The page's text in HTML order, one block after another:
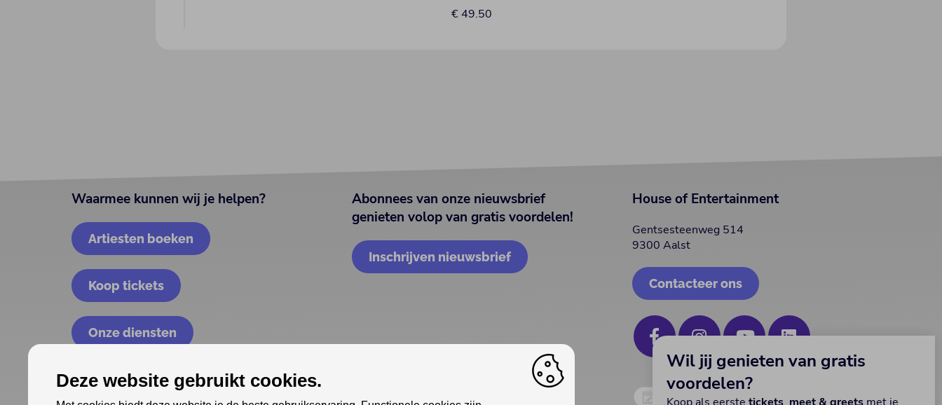
€ 49.50
Waarmee kunnen wij je helpen?
Artiesten boeken
Koop tickets
Onze diensten
Abonnees van onze nieuwsbrief
genieten volop van gratis voordelen!
Inschrijven nieuwsbrief
House of Entertainment
Gentsesteenweg 514
9300 Aalst
Contacteer ons
Wil jij genieten van gratis
voordelen?
Deze website gebruikt cookies.